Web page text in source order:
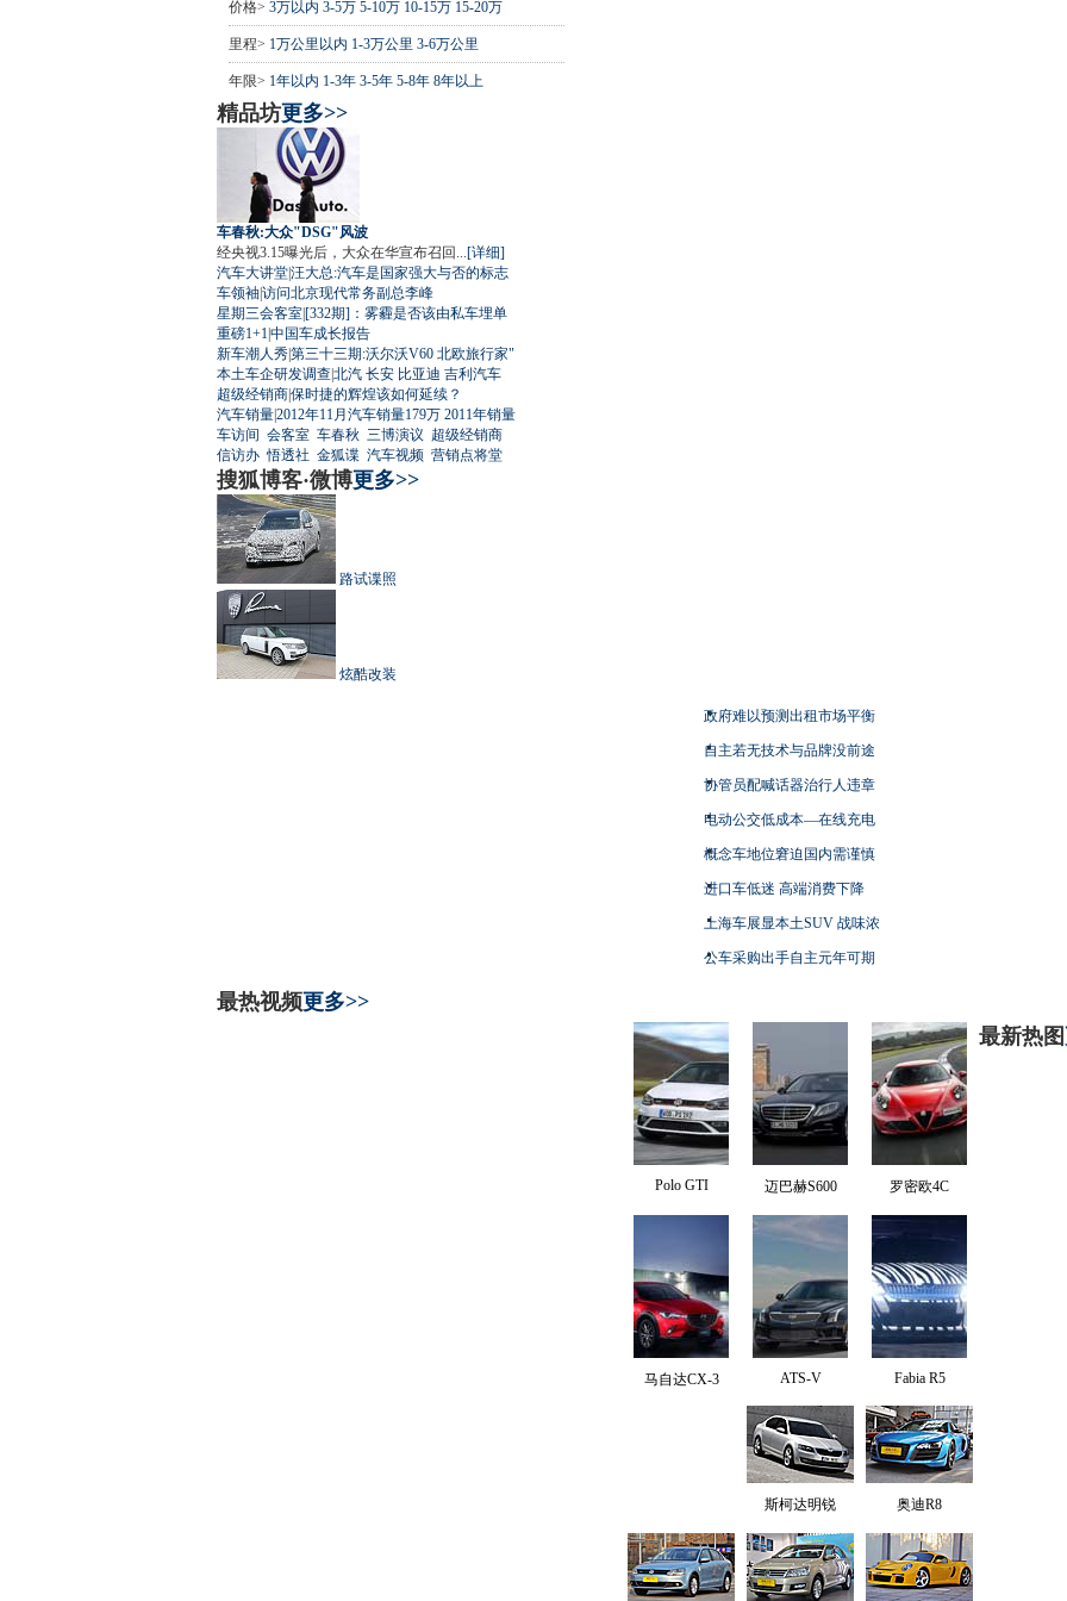
价格> 3万以内 3-5万 5-10万 10-15万 15-20万
里程> 1万公里以内 1-3万公里 3-6万公里
年限> 1年以内 1-3年 3-5年 5-8年 8年以上
精品坊更多>>
车春秋:大众"DSG"风波
经央视3.15曝光后，大众在华宣布召回... [详细]
汽车大讲堂|汪大总:汽车是国家强大与否的标志
车领袖|访问北京现代常务副总李峰
星期三会客室|[332期]：雾霾是否该由私车埋单
重磅1+1 |中国车成长报告
新车潮人秀|第三十三期:沃尔沃V60 北欧旅行家"
本土车企研发调查|北汽 长安 比亚迪 吉利汽车
超级经销商|保时捷的辉煌该如何延续？
汽车销量|2012年11月汽车销量179万 2011年销量
车访间 会客室 车春秋 三博演议 超级经销商
信访办 悟透社 金狐谍 汽车视频 营销点将堂
搜狐博客·微博更多>>
路试谍照
炫酷改装
政府难以预测出租市场平衡
自主若无技术与品牌没前途
协管员配喊话器治行人违章
电动公交低成本—在线充电
概念车地位窘迫国内需谨慎
进口车低迷 高端消费下降
上海车展显本土SUV 战味浓
公车采购出手自主元年可期
最热视频更多>>
Polo GTI 迈巴赫S600 罗密欧4C
马自达CX-3 ATS-V Fabia R5
最新热图
斯柯达明锐 奥迪R8